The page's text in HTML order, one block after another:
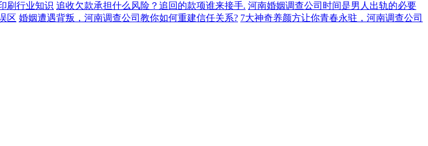
刷行业知识 追收欠款承担什么风险？追回的款项谁来接手. 河南婚姻调查公司时间是男人出轨的必要
区 婚姻遭遇背叛，河南调查公司教你如何重建信任关系? 7大神奇养颜方让你青春永驻，河南调查公司